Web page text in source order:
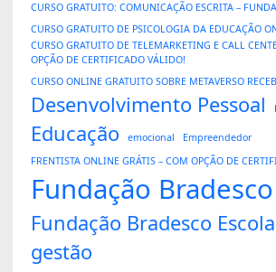
CURSO GRATUITO: COMUNICAÇÃO ESCRITA –
CURSO GRATUITO DE PSICOLOGIA DA EDUCAÇÃO
CURSO GRATUITO DE TELEMARKETING E CALL
OPÇÃO DE CERTIFICADO VÁLIDO!
CURSO ONLINE GRATUITO SOBRE METAVERSO
Desenvolvimento Pessoal
Educação emocional
Empreendedor
FRENTISTA ONLINE GRÁTIS – COM OPÇÃO DE
Fundação Bradesco
Fundação Bradesco
gestão